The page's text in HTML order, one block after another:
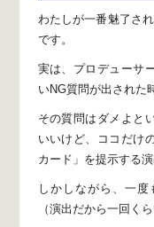
わたしが一番魅了され
です。
実は、プロデューサ
いNG質問が出された
その質問はダメよと
いいけど、ココだけ
カード」を提示する
しかしながら、 一度
（演出だから一回く